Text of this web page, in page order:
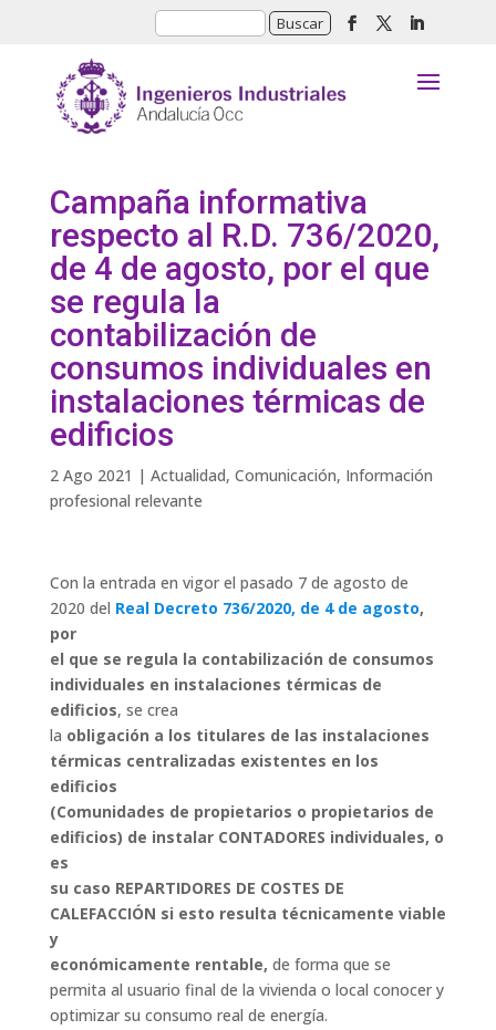
Campaña informativa
respecto al R.D. 736/2020,
de 4 de agosto, por el que
se regula la
contabilización de
consumos individuales en
instalaciones térmicas de
edificios
2 Ago 2021 | Actualidad, Comunicación, Información
profesional relevante
Con la entrada en vigor el pasado 7 de agosto de
2020 del Real Decreto 736/2020, de 4 de agosto,
por
el que se regula la contabilización de consumos
individuales en instalaciones térmicas de
edificios, se crea
la obligación a los titulares de las instalaciones
térmicas centralizadas existentes en los
edificios
(Comunidades de propietarios o propietarios de
edificios) de instalar CONTADORES individuales, o
es
su caso REPARTIDORES DE COSTES DE
CALEFACCIÓN si esto resulta técnicamente viable
y
económicamente rentable, de forma que se
permita al usuario final de la vivienda o local conocer y
optimizar su consumo real de energía.